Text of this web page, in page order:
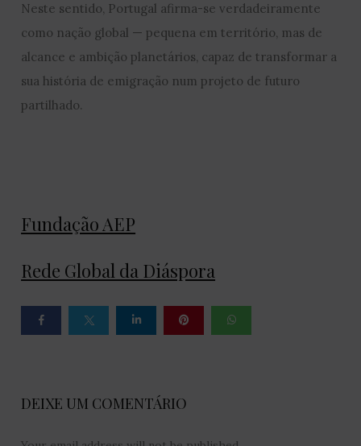
Neste sentido, Portugal afirma-se verdadeiramente
como nação global — pequena em território, mas de
alcance e ambição planetários, capaz de transformar a
sua história de emigração num projeto de futuro
partilhado.
Fundação AEP
Rede Global da Diáspora
DEIXE UM COMENTÁRIO